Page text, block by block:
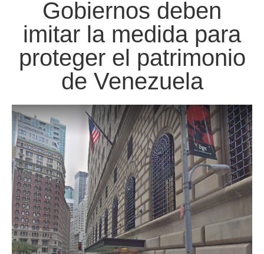
Gobiernos deben
imitar la medida para
proteger el patrimonio
de Venezuela